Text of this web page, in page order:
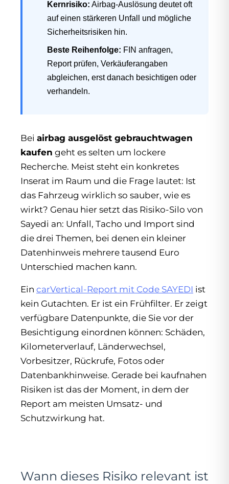
Kernrisiko: Airbag-Auslösung deutet oft
auf einen stärkeren Unfall und mögliche
Sicherheitsrisiken hin.
Beste Reihenfolge: FIN anfragen,
Report prüfen, Verkäuferangaben
abgleichen, erst danach besichtigen oder
verhandeln.
Bei airbag ausgelöst gebrauchtwagen
kaufen geht es selten um lockere
Recherche. Meist steht ein konkretes
Inserat im Raum und die Frage lautet: Ist
das Fahrzeug wirklich so sauber, wie es
wirkt? Genau hier setzt das Risiko-Silo von
Sayedi an: Unfall, Tacho und Import sind
die drei Themen, bei denen ein kleiner
Datenhinweis mehrere tausend Euro
Unterschied machen kann.
Ein carVertical-Report mit Code SAYEDI ist
kein Gutachten. Er ist ein Frühfilter. Er zeigt
verfügbare Datenpunkte, die Sie vor der
Besichtigung einordnen können: Schäden,
Kilometerverlauf, Länderwechsel,
Vorbesitzer, Rückrufe, Fotos oder
Datenbankhinweise. Gerade bei kaufnahen
Risiken ist das der Moment, in dem der
Report am meisten Umsatz- und
Schutzwirkung hat.
Wann dieses Risiko relevant ist